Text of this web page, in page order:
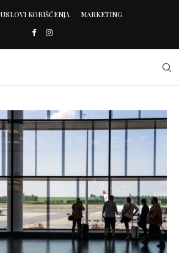
USLOVI KORIŠĆENJA MARKETING